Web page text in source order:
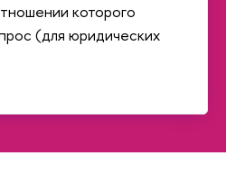
которого
(для юридических